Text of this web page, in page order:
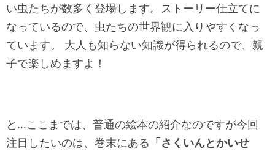
い虫たちが数多く登場します。ストーリー仕立てに
なっているので、虫たちの世界観に入りやすくなっ
ています。 大人も知らない知識が得られるので、親
子で楽しめますよ！
と…ここまでは、普通の絵本の紹介なのですが今回
注目したいのは、巻末にある 「さくいんとかいせ